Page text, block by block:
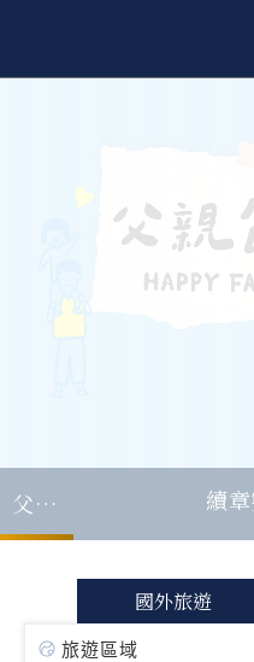
父親節
國外旅遊
旅遊區域